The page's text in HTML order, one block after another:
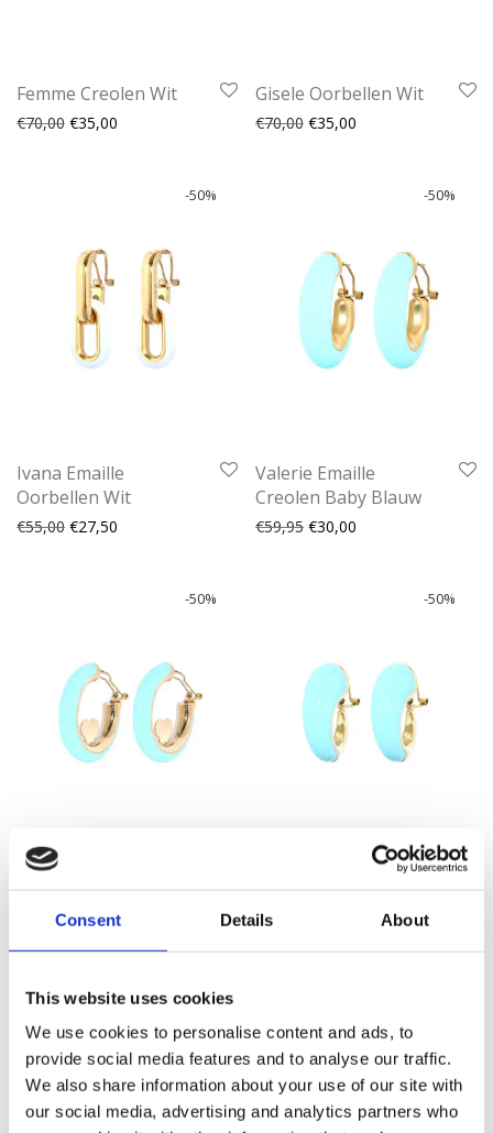
Consent Details About
This website uses cookies
We use cookies to personalise content and ads, to
provide social media features and to analyse our traffic.
We also share information about your use of our site with
our social media, advertising and analytics partners who
Femme Creolen Wit
€70,00 Oorspronkelijke prijs was: €70,00.
€35,00 Huidige prijs is: €35,00.
Gisele Oorbellen Wit
€70,00 Oorspronkelijke prijs
€35,00
-50%
Ivana Emaille
Oorbellen Wit
€55,00 Oorspronkelijke prijs was: €55,00.
€27,50 Huidige prijs is: €27,50.
-50%
Valerie Emaille
Creolen Baby Blauw
€59,95 Oorspronkelijke prijs
€30,00
-50%
Juli Oorbellen Emaille
70,00Oorspronkelijke prijs was: €70,00.
€35,00Huidige prijs is: €35,00.
-50%
Femme Creolen Baby
€70,00 Oorspronkelijke prijs
Huidige prijs is:
-50%
Sold out